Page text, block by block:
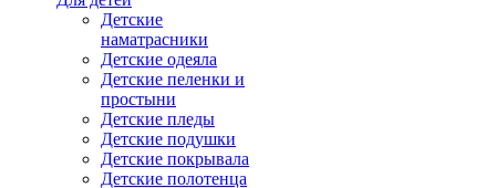
Детские
наматрасники
Детские одеяла
Детские пеленки и
простыни
Детские пледы
Детские подушки
Детские покрывала
Детские полотенца